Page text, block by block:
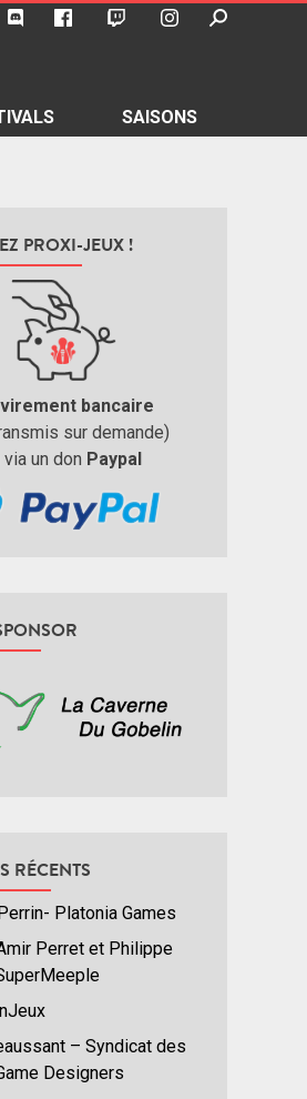
SAISONS
PROXI-JEUX !
virement bancaire
sur demande)
via un don Paypal
RÉCENTS
Platonia Games
Perret et Philippe
– Syndicat des
Designers